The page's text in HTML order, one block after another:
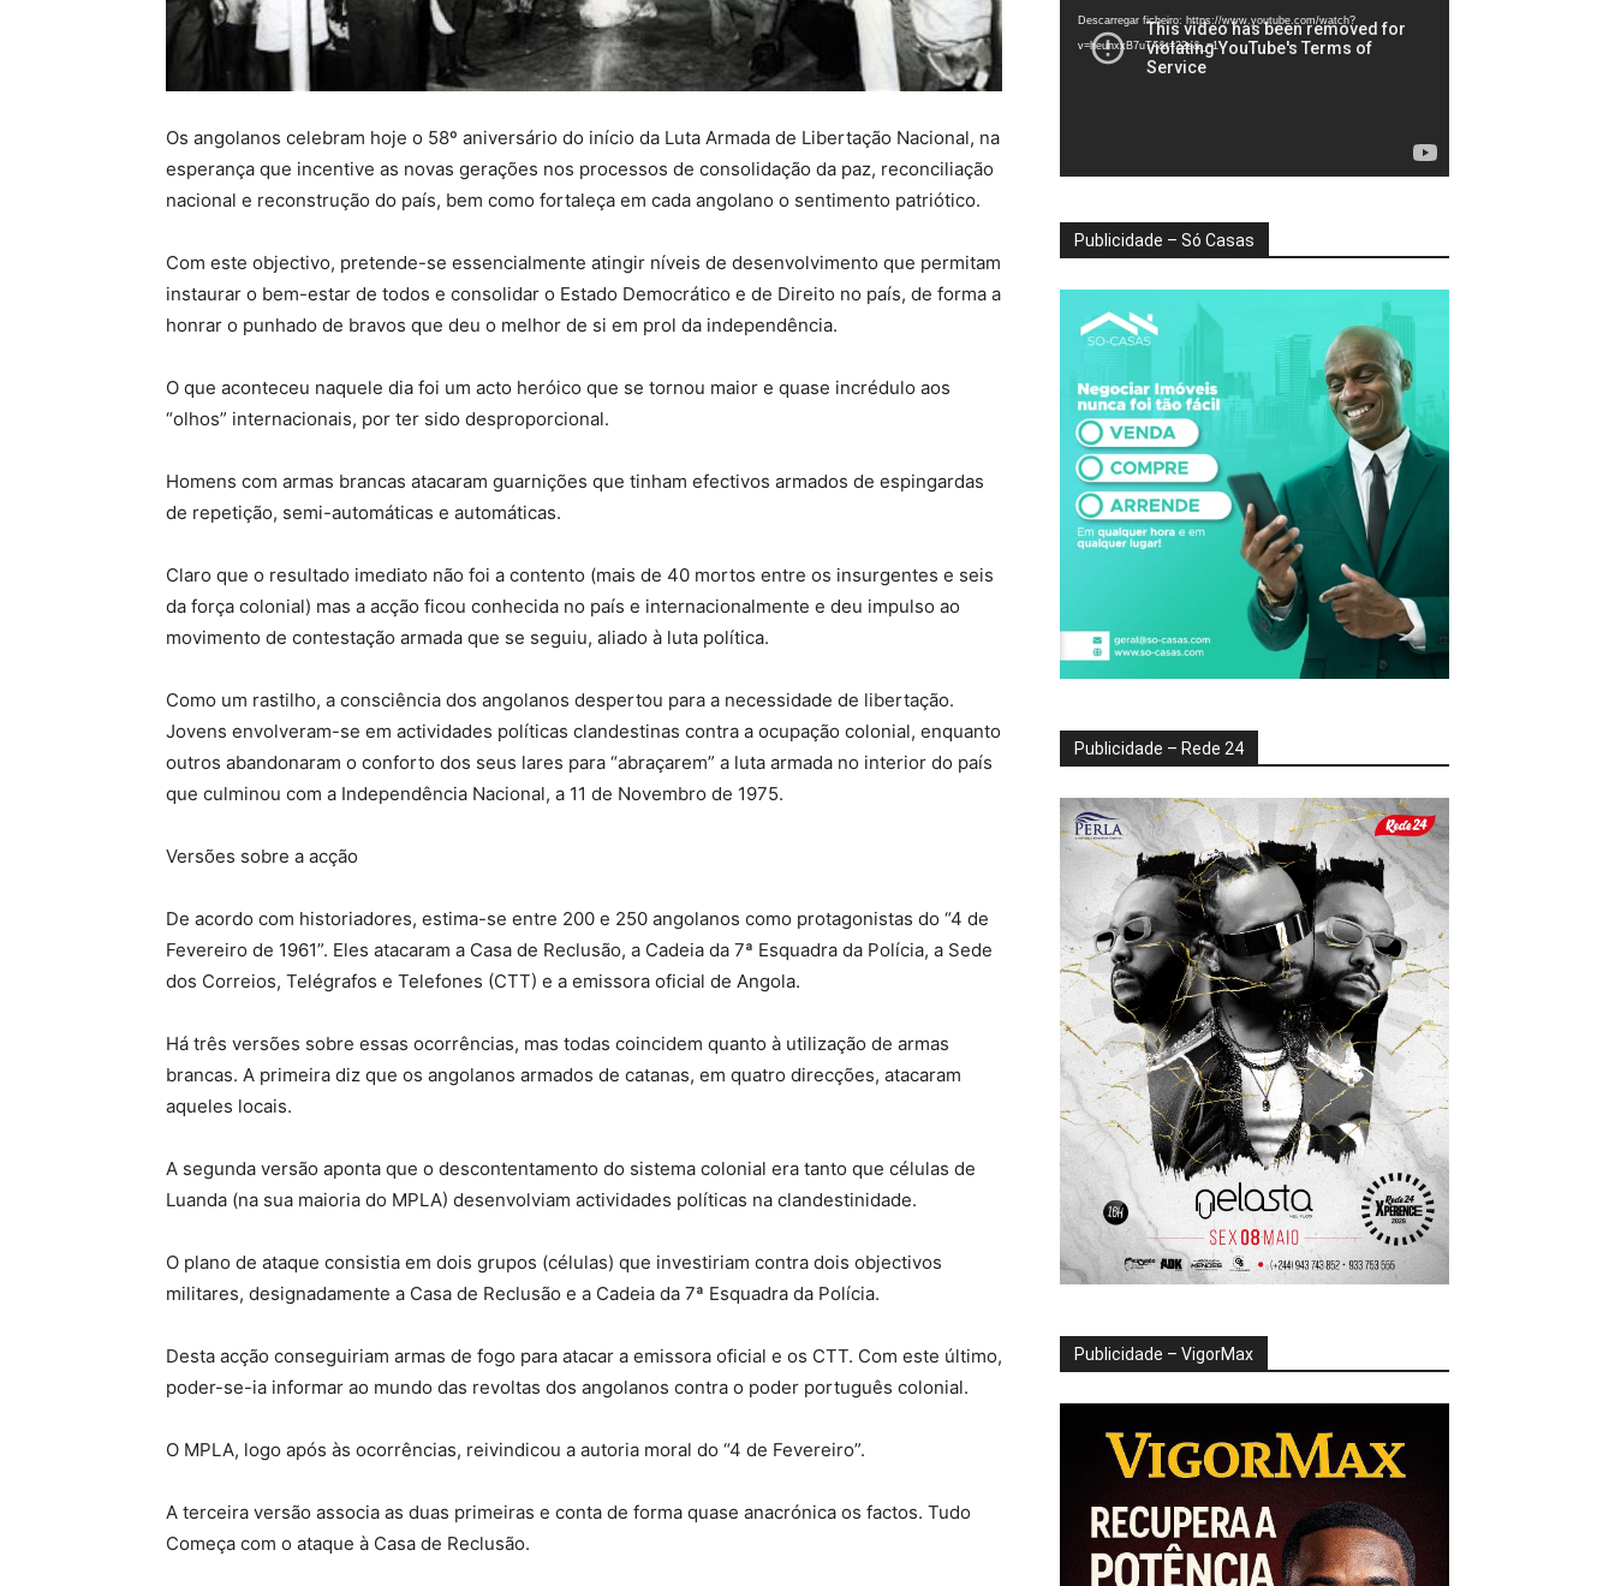
Os angolanos celebram hoje o 58º aniversário do início da Luta Armada de Libertação Nacional, na
esperança que incentive as novas gerações nos processos de consolidação da paz, reconciliação
nacional e reconstrução do país, bem como fortaleça em cada angolano o sentimento patriótico.
Com este objectivo, pretende-se essencialmente atingir níveis de desenvolvimento que permitam
instaurar o bem-estar de todos e consolidar o Estado Democrático e de Direito no país, de forma a
honrar o punhado de bravos que deu o melhor de si em prol da independência.
O que aconteceu naquele dia foi um acto heróico que se tornou maior e quase incrédulo aos
“olhos” internacionais, por ter sido desproporcional.
Homens com armas brancas atacaram guarnições que tinham efectivos armados de espingardas
de repetição, semi-automáticas e automáticas.
Claro que o resultado imediato não foi a contento (mais de 40 mortos entre os insurgentes e seis
da força colonial) mas a acção ficou conhecida no país e internacionalmente e deu impulso ao
movimento de contestação armada que se seguiu, aliado à luta política.
Como um rastilho, a consciência dos angolanos despertou para a necessidade de libertação.
Jovens envolveram-se em actividades políticas clandestinas contra a ocupação colonial, enquanto
outros abandonaram o conforto dos seus lares para “abraçarem” a luta armada no interior do país
que culminou com a Independência Nacional, a 11 de Novembro de 1975.
Versões sobre a acção
De acordo com historiadores, estima-se entre 200 e 250 angolanos como protagonistas do “4 de
Fevereiro de 1961”. Eles atacaram a Casa de Reclusão, a Cadeia da 7ª Esquadra da Polícia, a Sede
dos Correios, Telégrafos e Telefones (CTT) e a emissora oficial de Angola.
Há três versões sobre essas ocorrências, mas todas coincidem quanto à utilização de armas
brancas. A primeira diz que os angolanos armados de catanas, em quatro direcções, atacaram
aqueles locais.
A segunda versão aponta que o descontentamento do sistema colonial era tanto que células de
Luanda (na sua maioria do MPLA) desenvolviam actividades políticas na clandestinidade.
O plano de ataque consistia em dois grupos (células) que investiriam contra dois objectivos
militares, designadamente a Casa de Reclusão e a Cadeia da 7ª Esquadra da Polícia.
Desta acção conseguiriam armas de fogo para atacar a emissora oficial e os CTT. Com este último,
poder-se-ia informar ao mundo das revoltas dos angolanos contra o poder português colonial.
O MPLA, logo após às ocorrências, reivindicou a autoria moral do “4 de Fevereiro”.
A terceira versão associa as duas primeiras e conta de forma quase anacrónica os factos. Tudo
Começa com o ataque à Casa de Reclusão.
vídeo
Descarregar ficheiro: https://www.youtube.com/watch?
v=heunxxB7uTA&t=22s&_=1
Publicidade – Só Casas
Publicidade – Rede 24
Publicidade – VigorMax